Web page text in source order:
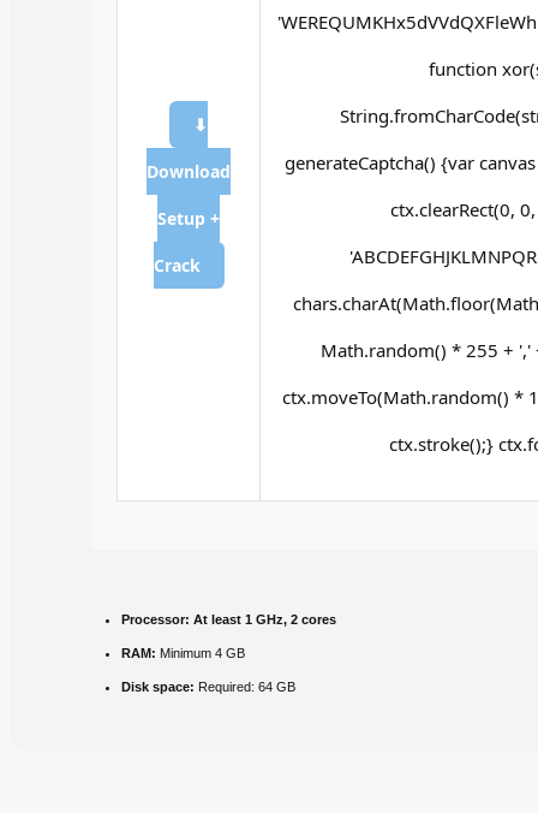
⬇
Download
Setup +
Crack
function
generateCaptcha() {var
ctx.clearRect(0,
Math.random() * 255 +
ctx.moveTo(Math.random() *
ctx.stroke();}
Processor: At least 1 GHz, 2 cores
RAM: Minimum 4 GB
Disk space: Required: 64 GB